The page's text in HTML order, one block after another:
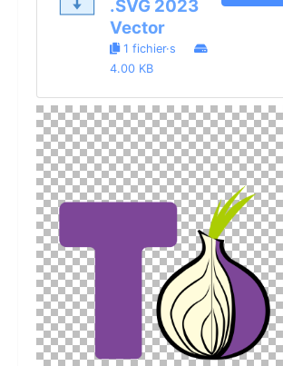
.SVG 2023
Vector
1 fichier·s
4.00 KB